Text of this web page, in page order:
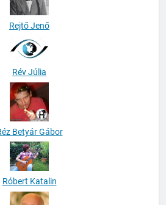
Rejtő Jenő
Rév Júlia
Réz Betyár Gábor
Róbert Katalin